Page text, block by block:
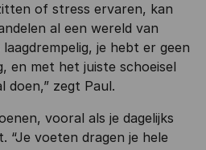
of stress ervaren, kan
al een wereld van
je hebt er geen
en met het juiste schoeisel
doen,” zegt Paul.
vooral als je dagelijks
“Je voeten dragen je hele